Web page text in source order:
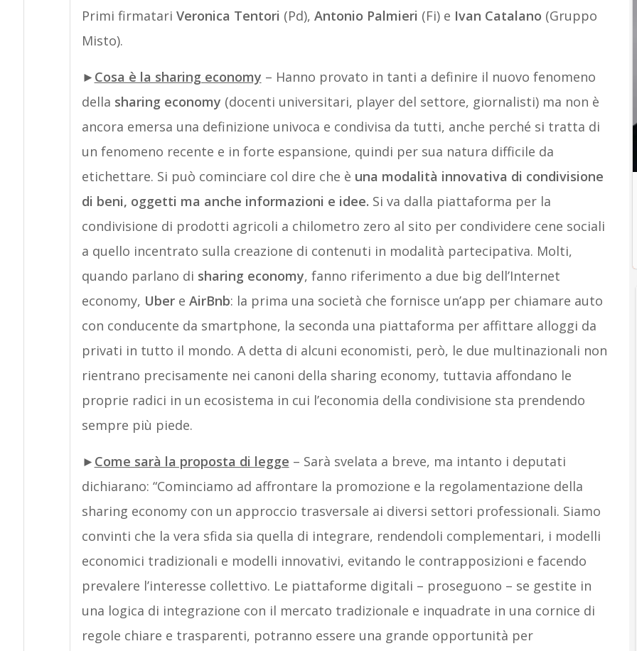
Primi firmatari Veronica Tentori (Pd), Antonio Palmieri (Fi) e Ivan Catalano (Gruppo
Misto).
► Cosa è la sharing economy – Hanno provato in tanti a definire il nuovo fenomeno
della sharing economy (docenti universitari, player del settore, giornalisti) ma non è
ancora emersa una definizione univoca e condivisa da tutti, anche perché si tratta di
un fenomeno recente e in forte espansione, quindi per sua natura difficile da
etichettare. Si può cominciare col dire che è una modalità innovativa di condivisione
di beni, oggetti ma anche informazioni e idee. Si va dalla piattaforma per la
condivisione di prodotti agricoli a chilometro zero al sito per condividere cene sociali
a quello incentrato sulla creazione di contenuti in modalità partecipativa. Molti,
quando parlano di sharing economy, fanno riferimento a due big dell’Internet
economy, Ubere AirBnb: la prima una società che fornisce un’app per chiamare auto
con conducente da smartphone, la seconda una piattaforma per affittare alloggi da
privati in tutto il mondo. A detta di alcuni economisti, però, le due multinazionali non
rientrano precisamente nei canoni della sharing economy, tuttavia affondano le
proprie radici in un ecosistema in cui l’economia della condivisione sta prendendo
sempre più piede.
► Come sarà la proposta di legge – Sarà svelata a breve, ma intanto i deputati
dichiarano: “Cominciamo ad affrontare la promozione e la regolamentazione della
sharing economy con un approccio trasversale ai diversi settori professionali. Siamo
convinti che la vera sfida sia quella di integrare, rendendoli complementari, i modelli
economici tradizionali e modelli innovativi, evitando le contrapposizioni e facendo
prevalere l’interesse collettivo. Le piattaforme digitali – proseguono – se gestite in
una logica di integrazione con il mercato tradizionale e inquadrate in una cornice di
regole chiare e trasparenti, potranno essere una grande opportunità per